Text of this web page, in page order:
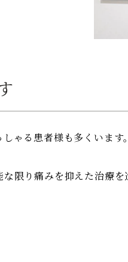
ゃる患者様も多くいま
限り痛みを抑えた治療を